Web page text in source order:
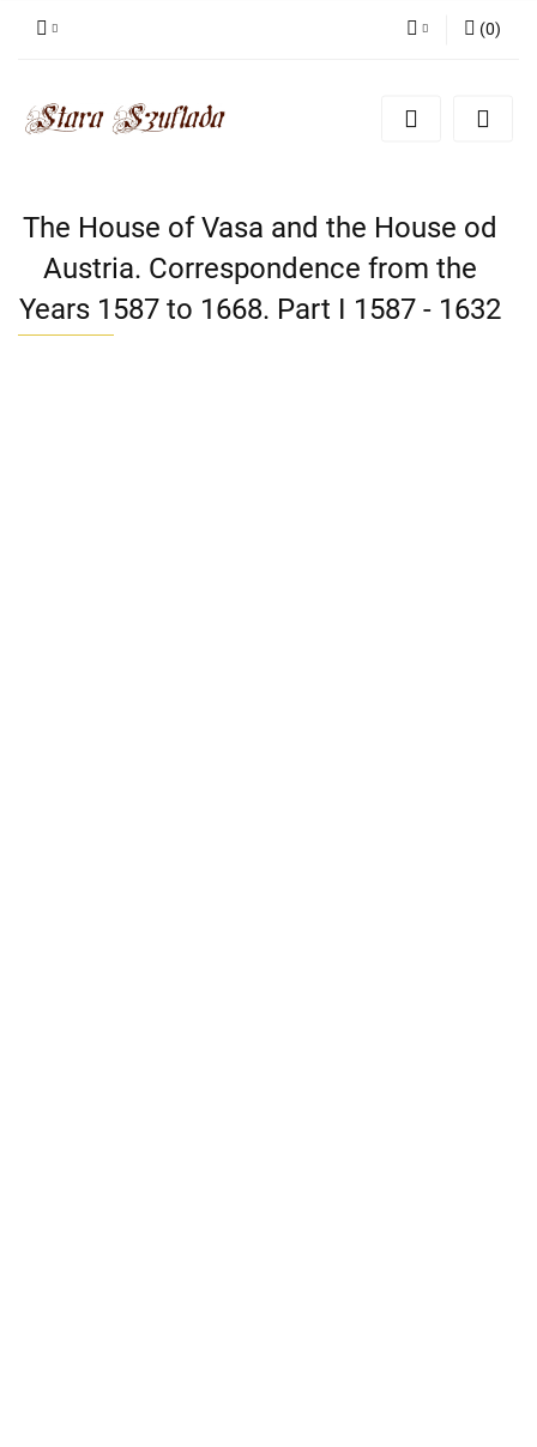
Zarejestruj się
(0)
The House of Vasa and the House od
Austria. Correspondence from the
Years 1587 to 1668. Part I 1587 - 1632